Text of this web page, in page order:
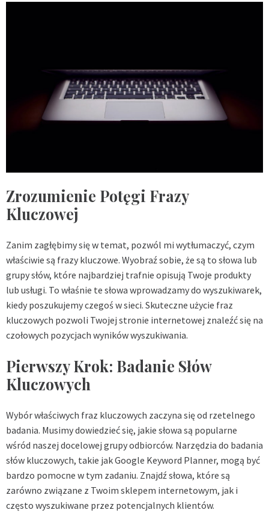
Zrozumienie Potęgi Frazy
Kluczowej
Zanim zagłębimy się w temat, pozwól mi wytłumaczyć, czym
właściwie są frazy kluczowe. Wyobraź sobie, że są to słowa lub
grupy słów, które najbardziej trafnie opisują Twoje produkty
lub usługi. To właśnie te słowa wprowadzamy do wyszukiwarek,
kiedy poszukujemy czegoś w sieci. Skuteczne użycie fraz
kluczowych pozwoli Twojej stronie internetowej znaleźć się na
czołowych pozycjach wyników wyszukiwania.
Pierwszy Krok: Badanie Słów
Kluczowych
Wybór właściwych fraz kluczowych zaczyna się od rzetelnego
badania. Musimy dowiedzieć się, jakie słowa są popularne
wśród naszej docelowej grupy odbiorców. Narzędzia do badania
słów kluczowych, takie jak Google Keyword Planner, mogą być
bardzo pomocne w tym zadaniu. Znajdź słowa, które są
zarówno związane z Twoim sklepem internetowym, jak i
często wyszukiwane przez potencjalnych klientów.